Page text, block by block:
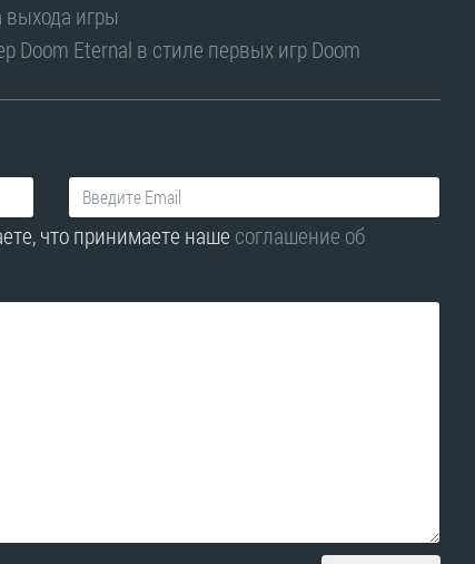
выхода игры
Doom Eternal в стиле первых игр Doom
что принимаете наше соглашение об